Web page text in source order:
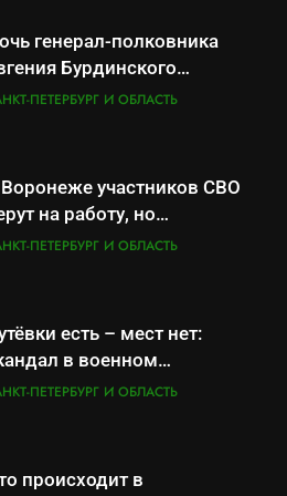
генерал-полковника
Бурдинского
платные услуги по
ПЕТЕРБУРГ И ОБЛАСТЬ
участников СВО
на работу, но
удаётся не всем
ПЕТЕРБУРГ И ОБЛАСТЬ
есть – мест нет:
в военном
Владивостока
ПЕТЕРБУРГ И ОБЛАСТЬ
происходит в